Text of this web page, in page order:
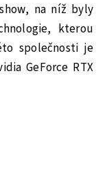
na níž byly
kterou
společnosti je
GeForce RTX